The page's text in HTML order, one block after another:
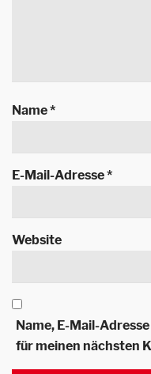
Name*
E-Mail-Adresse*
Website
Name, E-Mail-
für meinen nächsten